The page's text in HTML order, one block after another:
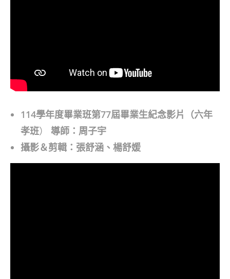
114學年度畢業班第77屆畢業生紀念影片（六年
孝班） 導師：周子宇
攝影＆剪輯：張舒涵、楊舒媛